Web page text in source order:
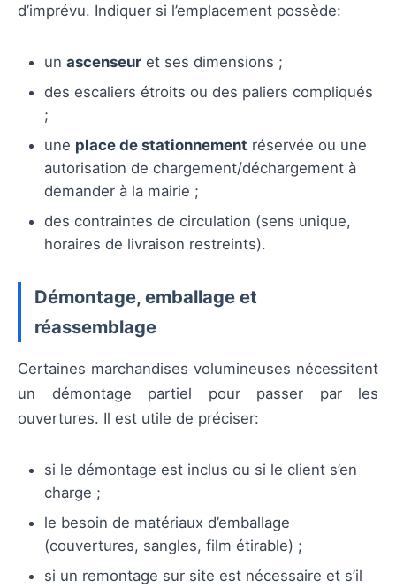
d’imprévu. Indiquer si l’emplacement possède:
un ascenseur et ses dimensions ;
des escaliers étroits ou des paliers compliqués
;
une place de stationnement réservée ou une
autorisation de chargement/déchargement à
demander à la mairie ;
des contraintes de circulation (sens unique,
horaires de livraison restreints).
Démontage, emballage et
réassemblage
Certaines marchandises volumineuses nécessitent
un démontage partiel pour passer par les
ouvertures. Il est utile de préciser:
si le démontage est inclus ou si le client s’en
charge ;
le besoin de matériaux d’emballage
(couvertures, sangles, film étirable) ;
si un remontage sur site est nécessaire et s’il